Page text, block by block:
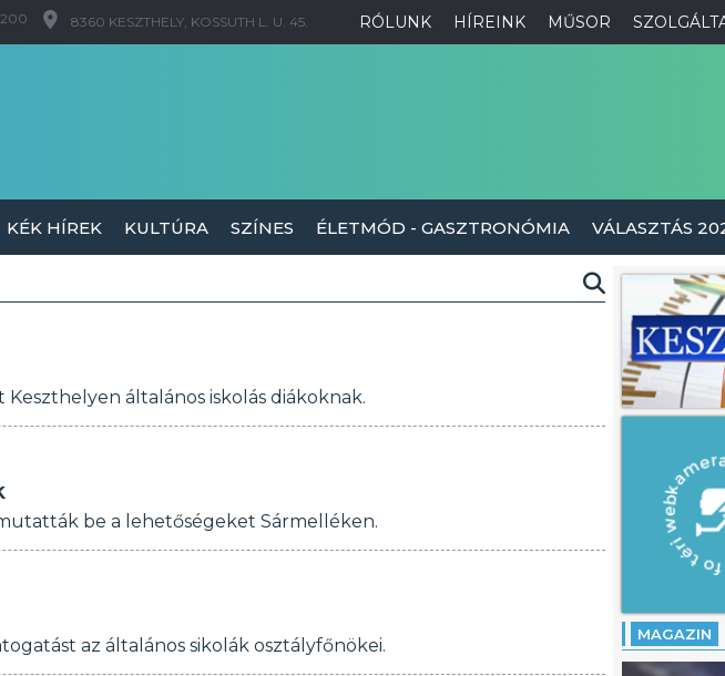
RÓLUNK HÍREINK MŰSOR
8360 KESZTHELY, KOSSUTH L. U. 45.
KÉK HÍREK KULTÚRA SZÍNES ÉLETMÓD - GASZTRONÓMIA VÁLASZTÁS
általános iskolás diákoknak.
be a lehetőségeket Sármelléken.
az általános sikolák osztályfőnökei.
MAGAZIN